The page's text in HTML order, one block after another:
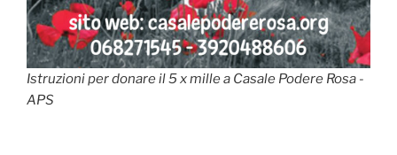
Istruzioni per donare il 5 x mille a Casale Podere Rosa -
APS